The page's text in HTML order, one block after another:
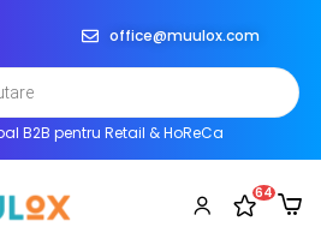
office@muulox.com
B2B pentru Retail & HoReCa
64